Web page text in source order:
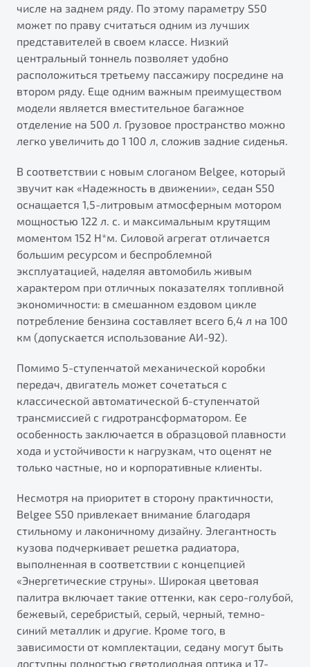
числе на заднем ряду. По этому параметру S50
может по праву считаться одним из лучших
представителей в своем классе. Низкий
центральный тоннель позволяет удобно
расположиться третьему пассажиру посредине на
втором ряду. Еще одним важным преимуществом
модели является вместительное багажное
отделение на 500 л. Грузовое пространство можно
легко увеличить до 1 100 л, сложив задние сиденья.
В соответствии с новым слоганом Belgee, который
звучит как «Надежность в движении», седан S50
оснащается 1,5-литровым атмосферным мотором
мощностью 122 л. с. и максимальным крутящим
моментом 152 Н*м. Силовой агрегат отличается
большим ресурсом и беспроблемной
эксплуатацией, наделяя автомобиль живым
характером при отличных показателях топливной
экономичности: в смешанном ездовом цикле
потребление бензина составляет всего 6,4 л на 100
км (допускается использование АИ-92).
Помимо 5-ступенчатой механической коробки
передач, двигатель может сочетаться с
классической автоматической 6-ступенчатой
трансмиссией с гидротрансформатором. Ее
особенность заключается в образцовой плавности
хода и устойчивости к нагрузкам, что оценят не
только частные, но и корпоративные клиенты.
Несмотря на приоритет в сторону практичности,
Belgee S50 привлекает внимание благодаря
стильному и лаконичному дизайну. Элегантность
кузова подчеркивает решетка радиатора,
выполненная в соответствии с концепцией
«Энергетические струны». Широкая цветовая
палитра включает такие оттенки, как серо-голубой,
бежевый, серебристый, серый, черный, темно-
синий металлик и другие. Кроме того, в
зависимости от комплектации, седану могут быть
доступны полностью светодиодная оптика и 17-